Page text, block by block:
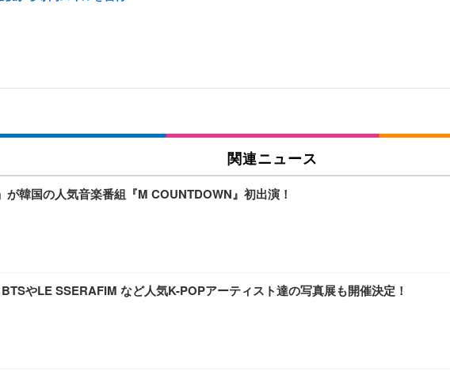
関連ニュース
韓国の人気音楽番組『M COUNTDOWN』初出演！
やLE SSERAFIM など人気K-POPアーティスト達の写真展も開催決定！